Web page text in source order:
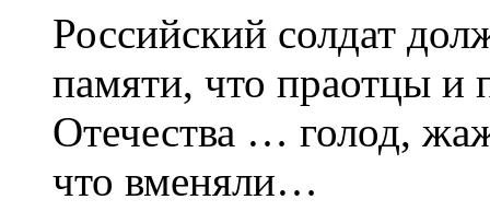
Российский солдат
памяти, что праотцы и
Отечества … голод,
что вменяли…